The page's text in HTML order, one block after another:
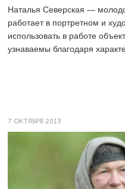
Наталья Северская —
работает в портретном и
использовать в работе
узнаваемы благодаря
7 ОКТЯБРЯ 2013